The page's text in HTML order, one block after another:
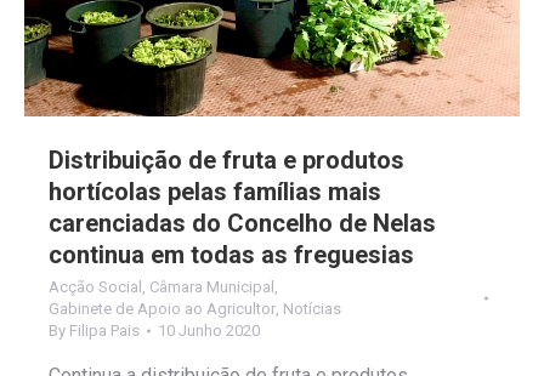
Distribuição de fruta e produtos
hortícolas pelas famílias mais
carenciadas do Concelho de Nelas
continua em todas as freguesias
Acção Social Câmara Municipal
Gabinete de Apoio ao Agricultor Notícias
By Filipa Pais 10 Junho 2020